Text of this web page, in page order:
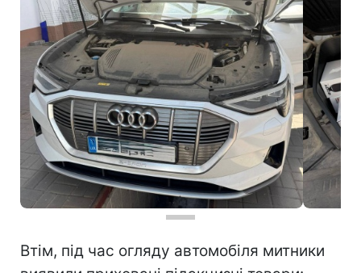
Втім, під час огляду автомобіля митники